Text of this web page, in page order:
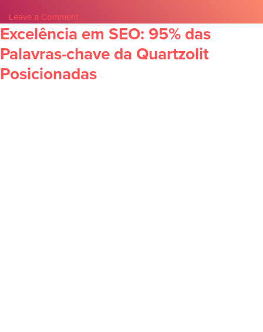
Leave a Comment
Excelência em SEO: 95% das
Palavras-chave da Quartzolit
Posicionadas